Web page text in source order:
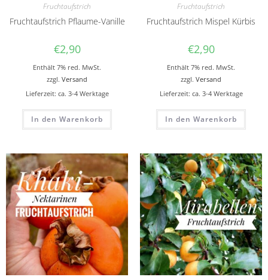
Fruchtaufstrich
Fruchtaufstrich Pflaume-Vanille
€2,90
Enthält 7% red. MwSt.
zzgl. Versand
Lieferzeit: ca. 3-4 Werktage
In den Warenkorb
Fruchtaufstrich
Fruchtaufstrich Mispel Kürbis
€2,90
Enthält 7% red. MwSt.
zzgl. Versand
Lieferzeit: ca. 3-4 Werktage
In den Warenkorb